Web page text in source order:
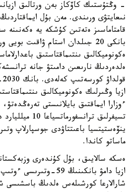
- وڭتۇستىك كاۆكاز بەن ورتالىق
نىعايتۋى ورىندى. مەن بۇل
قامتاماسىز ەتەتىن كۇشكە يە ەكەنىنە
بانكى 20 جىلدان استام ۋاقىت
ەكونوميكالىق ىنتىماقتاستىق
ەلدەردىڭ نارىعىن دامىتۋ جانە
ازيا وڭىرلىك ەكونوميكالىق
ءوزارا ايماقتىق بايلانىستى
تسيفرلىق
ينۆەستيتسيا باعىتتاۋدى جوسپارلاپ
ماساتو كاندا.
ەسكە سالايىق، بۇل كۇندەرى
ازيا دامۋ بانكىنىڭ
شارالارعا كورشىلەس ەلدىڭ باسشىسى